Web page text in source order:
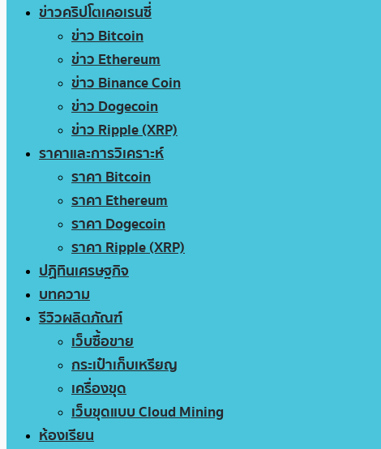
ข่าวคริปโตเคอเรนซี่
ข่าว Bitcoin
ข่าว Ethereum
ข่าว Binance Coin
ข่าว Dogecoin
ข่าว Ripple (XRP)
ราคาและการวิเคราะห์
ราคา Bitcoin
ราคา Ethereum
ราคา Dogecoin
ราคา Ripple (XRP)
ปฏิทินเศรษฐกิจ
บทความ
รีวิวผลิตภัณฑ์
เว็บซื้อขาย
กระเป๋าเก็บเหรียญ
เครื่องขุด
เว็บขุดแบบ Cloud Mining
ห้องเรียน